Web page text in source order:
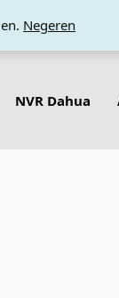
Negeren
NVR Dahua